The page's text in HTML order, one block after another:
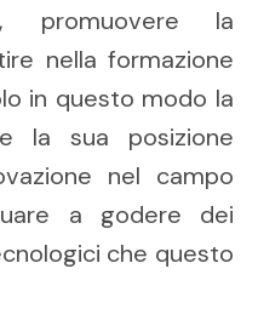
promuovere la
nella formazione
in questo modo la
la sua posizione
nel campo
a godere dei
che questo